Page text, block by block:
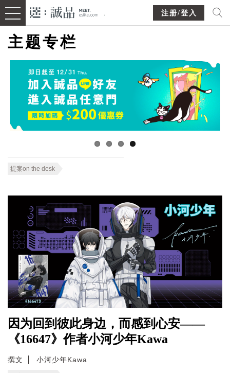
注册/登入
主题专栏
提案on the desk
因为回到彼此身边，而感到心安——
《16647》作者小河少年Kawa
撰文 小河少年Kawa